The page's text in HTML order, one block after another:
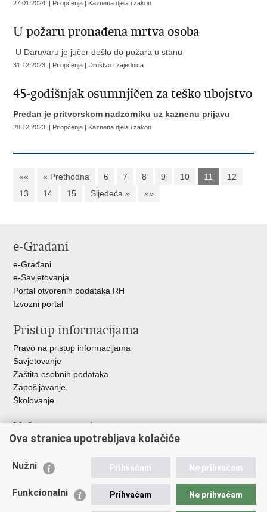
27.01.2024. | Priopćenja | Kaznena djela i zakon
U požaru pronađena mrtva osoba
U Daruvaru je jučer došlo do požara u stanu
31.12.2023. | Priopćenja | Društvo i zajednica
45-godišnjak osumnjičen za teško ubojstvo
Predan je pritvorskom nadzorniku uz kaznenu prijavu
28.12.2023. | Priopćenja | Kaznena djela i zakon
«« « Prethodna 6 7 8 9 10 11
12
13
14 15 Sljedeća » »»
e-Građani
e-Građani
e-Savjetovanja
Portal otvorenih podataka RH
Izvozni portal
Pristup informacijama
Pravo na pristup informacijama
Savjetovanje
Zaštita osobnih podataka
Zapošljavanje
Školovanje
Važne poveznice
Ministarstvo unutarnjih poslova
Udruge
Policijska akademija
Ova stranica upotrebljava kolačiće
Nužni Prihvaćam Ne prihvaćam
Funkcionalni Prihvaćam Ne prihvaćam